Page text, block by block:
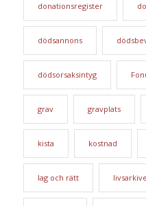
donationsregister
dödsannons
dödsorsaksintyg
grav gravplats
kista kostnad
lag och rätt